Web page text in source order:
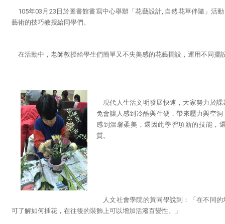
105年03月23日於圖書館書寫中心舉辦「花藝設計, 自然花草伴隨」活
藝術的技巧教授給同學們。
在活動中，老師教授給學生們簡單又不失美感的花藝擺設，運用不同擺
現代人生活文明發展快速，大家努力於
免會讓人感到冷酷與生硬，帶來壓力與空
感到溫馨柔美，還因此學習項新的技能，
質。
人文社會學院的黃同學說到：「在不同
可了解如何插花，在往後的裝飾上可以增加活潑百變性。」